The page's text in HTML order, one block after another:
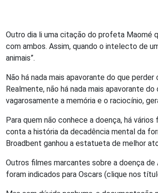
Outro dia li uma citação do profeta Maomé
com ambos. Assim, quando o intelecto de
animais”.
Não há nada mais apavorante do que
Realmente, não há nada mais apavorante
vagarosamente a memória e o raciocínio,
Para quem não conhece a doença, há
conta a história da decadência mental da
Broadbent ganhou a estatueta de melhor
Outros filmes marcantes sobre a doença de
foram indicados para Oscars (clique nos